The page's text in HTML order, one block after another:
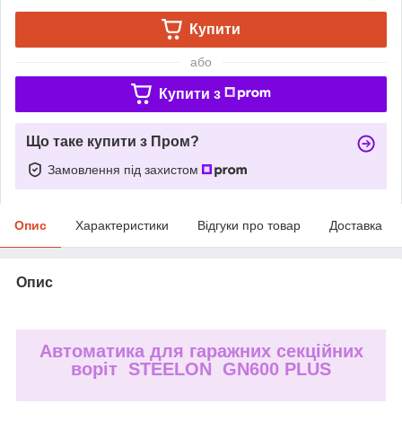
Купити
або
Купити з
Що таке купити з Пром?
Замовлення під захистом
Опис Характеристики Відгуки про товар Доставка
Опис
Автоматика для гаражних секційних
воріт STEELON GN600 PLUS